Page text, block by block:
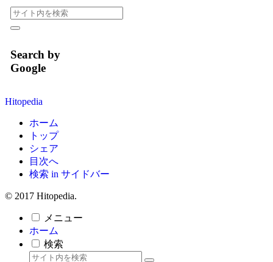
Search by
Google
Hitopedia
ホーム
トップ
シェア
目次へ
検索 in サイドバー
© 2017 Hitopedia.
メニュー
ホーム
検索